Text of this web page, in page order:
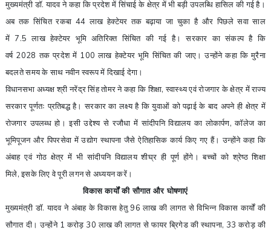
मुख्यमंत्री डॉ. यादव ने कहा कि प्रदेश में सिंचाई के क्षेत्र में भी बड़ी उपलब्धि हासिल की गई है।
अब तक सिंचित रकबा 44 लाख हेक्टेयर तक बढ़ाया जा चुका है और पिछले सवा साल
में7.5 लाख हेक्टेयर भूमि अतिरिक्त सिंचित की गई है। सरकार का संकल्प है कि
वर्ष 2028 तक प्रदेश में 100 लाख हेक्टेयर भूमि सिंचित की जाए। उन्होंने कहा कि मुरैना
बदलते समय के साथ नवीन स्वरूप में दिखाई देगा।
विधानसभा अध्यक्ष श्री नरेंद्र सिंह तोमर ने कहा कि शिक्षा,स्वास्थ्य एवं रोजगार के क्षेत्र में राज्य
सरकार पूर्णतः प्रतिबद्ध है। सरकार का लक्ष्य है कि युवाओं को पढ़ाई के बाद अपने ही क्षेत्र में
रोजगार उपलब्ध हो। इसी उद्देश्य से रजौधा में सांदीपनि विद्यालय का लोकार्पण,कॉलेज का
भूमिपूजन और पिपरसेवा में उद्योग स्थापना जैसे ऐतिहासिक कार्य किए गए हैं। उन्होंने कहा कि
अंबाह एवं गोठ क्षेत्र में भी सांदीपनि विद्यालय शीघ्र ही पूर्ण होंगे। बच्चों को श्रेष्ठ शिक्षा
मिले,इसके लिए वे पूरी लगन से अध्ययन करें।
विकास कार्यों की सौगात और घोषणाएं
मुख्यमंत्री डॉ. यादव ने अंबाह के विकास हेतु96 लाख की लागत से विभिन्न विकास कार्यों की
सौगात दी। उन्होंने 1 करोड़30 लाख की लागत से फायर ब्रिगेड की स्थापना, 33 करोड़ की